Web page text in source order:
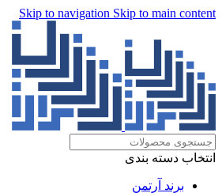
Skip to navigation Skip to main content
انتخاب دسته بندی
برند آرتمن